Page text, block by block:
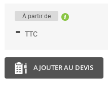
À partir de
- TTC
AJOUTER AU DEVIS